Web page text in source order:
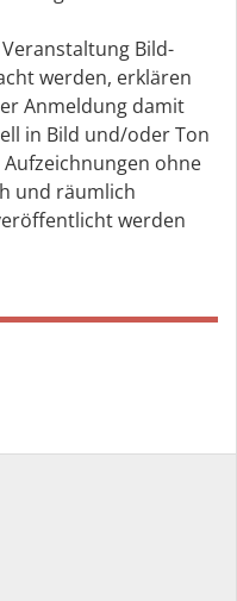
Bild-
werden, erklären
Anmeldung damit
in Bild und/oder Ton
ohne
und räumlich
werden